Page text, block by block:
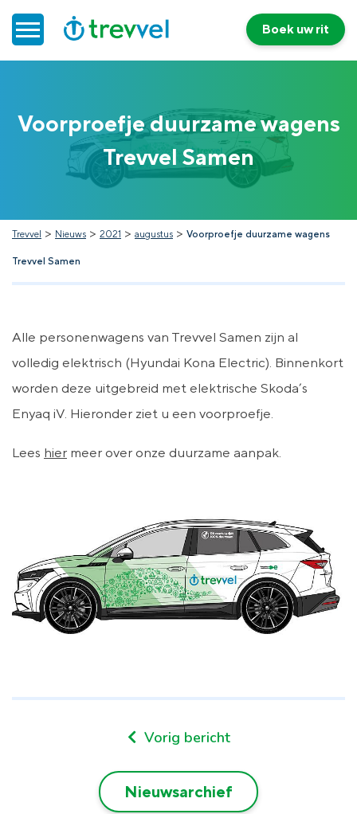
Doelgroepenvervoer
Werken bij Trevvel
Nieuws
Contact
Boek uw rit
Voorproefje duurzame wagens
Trevvel Samen
Trevvel > Nieuws > 2021 > augustus > Voorproefje duurzame wagens
Trevvel Samen
Alle personenwagens van Trevvel Samen zijn al
volledig elektrisch (Hyundai Kona Electric). Binnenkort
worden deze uitgebreid met elektrische Skoda’s
Enyaq iV. Hieronder ziet u een voorproefje.
Lees hier meer over onze duurzame aanpak.
Vorig bericht
Nieuwsarchief